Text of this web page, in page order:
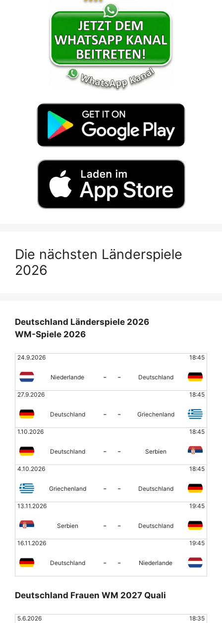
Die nächsten Länderspiele
2026
Deutschland Länderspiele 2026
WM-Spiele 2026
24.9.2026 18:45
Niederlande - - Deutschland
27.9.2026 18:45
Deutschland - - Griechenland
1.10.2026 18:45
Deutschland - - Serbien
4.10.2026 18:45
Griechenland - - Deutschland
13.11.2026 19:45
Serbien - - Deutschland
16.11.2026 19:45
Deutschland - - Niederlande
Deutschland Frauen WM 2027 Quali
5.6.2026 18:35